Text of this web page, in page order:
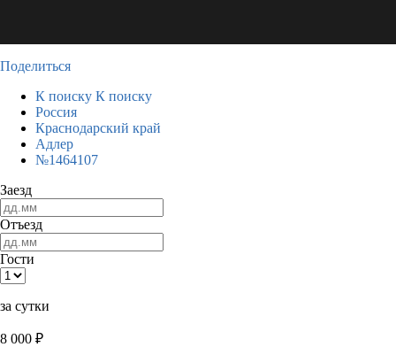
Поделиться
К поиску К поиску
Россия
Краснодарский край
Адлер
№1464107
Заезд
Отъезд
Гости
за сутки
8 000 ₽